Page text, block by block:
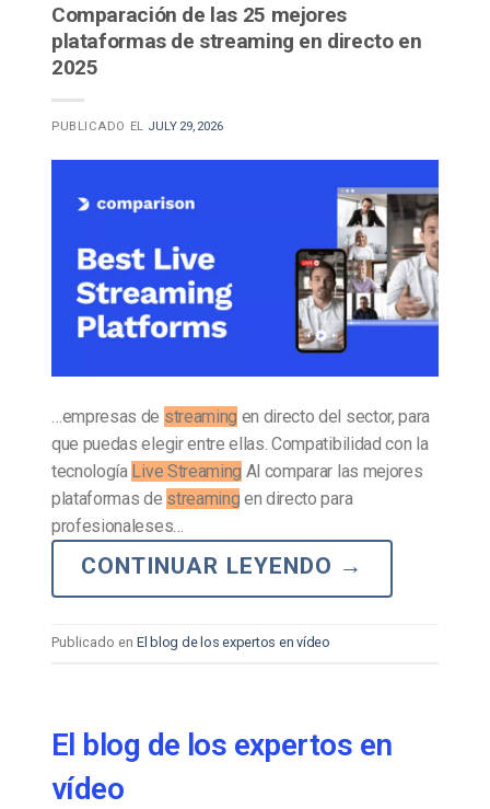
Comparación de las 25 mejores
plataformas de streaming en directo en
2025
PUBLICADO EL JULY 29, 2026
…empresas de streaming en directo del sector, para
que puedas elegir entre ellas. Compatibilidad con la
tecnología Live Streaming Al comparar las mejores
plataformas de streaming en directo para
profesionaleses…
CONTINUAR LEYENDO →
Publicado en El blog de los expertos en vídeo
El blog de los expertos en
vídeo